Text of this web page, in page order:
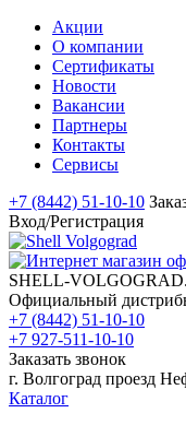
Акции
О компании
Сертификаты
Новости
Вакансии
Партнеры
Контакты
Сервисы
+7 (8442) 51-10-10
Вход/Регистрация
SHELL-
Официальный
+7 (8442) 51-10-10
+7 927-511-10-10
Заказать звонок
г. Волгоград проезд
Каталог